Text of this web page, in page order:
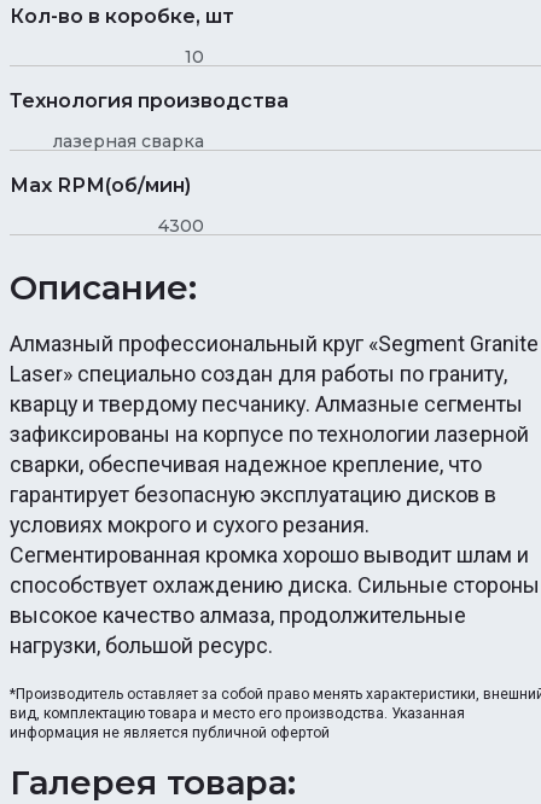
Кол-во в коробке, шт
10
Технология производства
лазерная сварка
Max RPM(об/мин)
4300
Описание:
Алмазный профессиональный круг «Segment Granite
Laser» специально создан для работы по граниту,
кварцу и твердому песчанику. Алмазные сегменты
зафиксированы на корпусе по технологии лазерной
сварки, обеспечивая надежное крепление, что
гарантирует безопасную эксплуатацию дисков в
условиях мокрого и сухого резания.
Сегментированная кромка хорошо выводит шлам и
способствует охлаждению диска. Сильные
высокое качество алмаза, продолжительные
нагрузки, большой ресурс.
*Производитель оставляет за собой право менять характеристики,
вид, комплектацию товара и место его производства. Указанная
информация не является публичной офертой
Галерея товара: